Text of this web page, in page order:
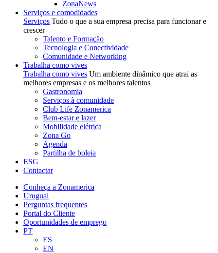
ZonaNews
Serviços e comodidades
Serviços Tudo o que a sua empresa precisa para funcionar e
crescer
Talento e Formação
Tecnologia e Conectividade
Comunidade e Networking
Trabalha como vives
Trabalha como vives Um ambiente dinâmico que atrai as
melhores empresas e os melhores talentos
Gastronomia
Serviços à comunidade
Club Life Zonamerica
Bem-estar e lazer
Mobilidade elétrica
Zona Go
Agenda
Partilha de boleia
ESG
Contactar
Conheça a Zonamerica
Uruguai
Perguntas frequentes
Portal do Cliente
Oportunidades de emprego
PT
ES
EN